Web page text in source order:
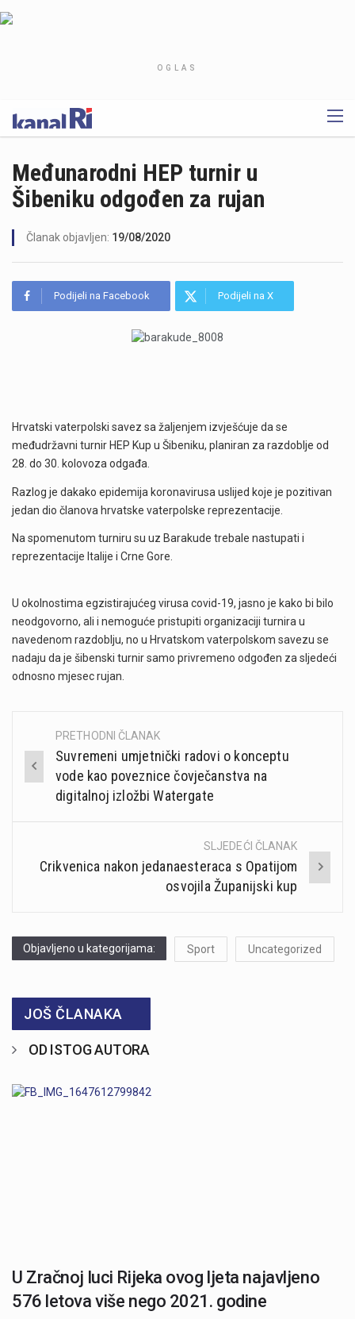
OGLAS
Međunarodni HEP turnir u
Šibeniku odgođen za rujan
Članak objavljen: 19/08/2020
Podijeli na Facebook Podijeli na X
Hrvatski vaterpolski savez sa žaljenjem izvješćuje da se
međudržavni turnir HEP Kup u Šibeniku, planiran za razdoblje od
28. do 30. kolovoza odgađa.
Razlog je dakako epidemija koronavirusa uslijed koje je pozitivan
jedan dio članova hrvatske vaterpolske reprezentacije.
Na spomenutom turniru su uz Barakude trebale nastupati i
reprezentacije Italije i Crne Gore.
U okolnostima egzistirajućeg virusa covid-19, jasno je kako bi bilo
neodgovorno, ali i nemoguće pristupiti organizaciji turnira u
navedenom razdoblju, no u Hrvatskom vaterpolskom savezu se
nadaju da je šibenski turnir samo privremeno odgođen za sljedeći
odnosno mjesec rujan.
Post
navigation
PRETHODNI ČLANAK
Suvremeni umjetnički radovi o konceptu
vode kao poveznice čovječanstva na
digitalnoj izložbi Watergate
SLJEDEĆI ČLANAK
Crikvenica nakon jedanaesteraca s Opatijom
osvojila Županijski kup
Objavljeno u kategorijama: Sport Uncategorized
JOŠ ČLANAKA
OD ISTOG AUTORA
U Zračnoj luci Rijeka ovog ljeta najavljeno
576 letova više nego 2021. godine